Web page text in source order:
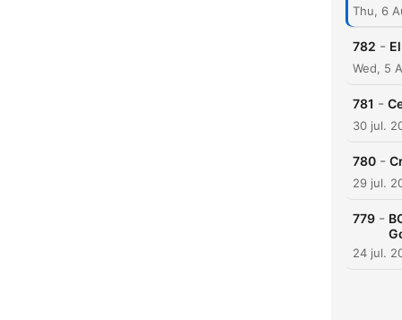
Thu, 6
782 -
Wed, 5
781 -
30 jul.
780 -
29 jul.
779 -
24 jul.